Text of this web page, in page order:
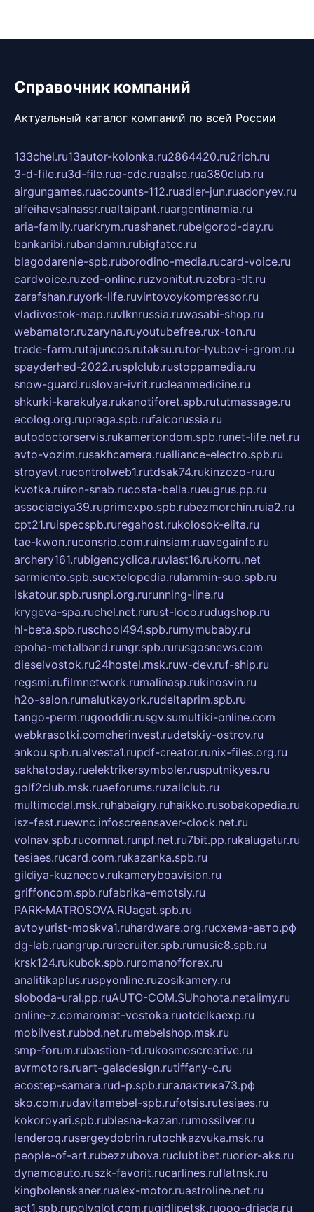
Справочник компаний
Актуальный каталог компаний по всей России
133chel.ru13autor-kolonka.ru2864420.ru2rich.ru
3-d-file.ru3d-file.rua-cdc.ruaalse.rua380club.ru
airgungames.ruaccounts-112.ruadler-jun.ruadonyev.ru
alfeihavsalnassr.rualtaipant.ruargentinamia.ru
aria-family.ruarkrym.ruashanet.rubelgorod-day.ru
bankaribi.rubandamn.rubigfatcc.ru
blagodarenie-spb.ruborodino-media.rucard-voice.ru
cardvoice.ruzed-online.ruzvonitut.ruzebra-tlt.ru
zarafshan.ruyork-life.ruvintovoykompressor.ru
vladivostok-map.ruvlknrussia.ruwasabi-shop.ru
webamator.ruzaryna.ruyoutubefree.rux-ton.ru
trade-farm.rutajuncos.rutaksu.rutor-lyubov-i-grom.ru
spayderhed-2022.rusplclub.rustoppamedia.ru
snow-guard.ruslovar-ivrit.rucleanmedicine.ru
shkurki-karakulya.rukanotiforet.spb.rututmassage.ru
ecolog.org.rupraga.spb.rufalcorussia.ru
autodoctorservis.rukamertondom.spb.runet-life.net.ru
avto-vozim.rusakhcamera.rualliance-electro.spb.ru
stroyavt.rucontrolweb1.rutdsak74.rukinzozo-ru.ru
kvotka.ruiron-snab.rucosta-bella.rueugrus.pp.ru
associaciya39.ruprimexpo.spb.rubezmorchin.ruia2.ru
cpt21.ruispecspb.ruregahost.rukolosok-elita.ru
tae-kwon.ruconsrio.com.ruinsiam.ruavegainfo.ru
archery161.rubigencyclica.ruvlast16.rukorru.net
sarmiento.spb.suextelopedia.rulammin-suo.spb.ru
iskatour.spb.rusnpi.org.rurunning-line.ru
krygeva-spa.ruchel.net.rurust-loco.rudugshop.ru
hl-beta.spb.ruschool494.spb.rumymubaby.ru
epoha-metalband.rungr.spb.rurusgosnews.com
dieselvostok.ru24hostel.msk.ruw-dev.ruf-ship.ru
regsmi.rufilmnetwork.rumalinasp.rukinosvin.ru
h2o-salon.rumalutkayork.rudeltaprim.spb.ru
tango-perm.rugooddir.rusgv.sumultiki-online.com
webkrasotki.comcherinvest.rudetskiy-ostrov.ru
ankou.spb.rualvesta1.rupdf-creator.runix-files.org.ru
sakhatoday.ruelektrikersymboler.rusputnikyes.ru
golf2club.msk.ruaeforums.ruzallclub.ru
multimodal.msk.ruhabaigry.ruhaikko.rusobakopedia.ru
isz-fest.ruewnc.infoscreensaver-clock.net.ru
volnav.spb.rucomnat.runpf.net.ru7bit.pp.rukalugatur.ru
tesiaes.rucard.com.rukazanka.spb.ru
gildiya-kuznecov.rukameryboavision.ru
griffoncom.spb.rufabrika-emotsiy.ru
PARK-MATROSOVA.RUagat.spb.ru
avtoyurist-moskva1.ruhardware.org.ruсхема-авто.рф
dg-lab.ruangrup.rurecruiter.spb.rumusic8.spb.ru
krsk124.rukubok.spb.ruromanofforex.ru
analitikaplus.ruspyonline.ruzosikamery.ru
sloboda-ural.pp.ruAUTO-COM.SUhohota.netalimy.ru
online-z.comaromat-vostoka.ruotdelkaexp.ru
mobilvest.rubbd.net.rumebelshop.msk.ru
smp-forum.rubastion-td.rukosmoscreative.ru
avrmotors.ruart-galadesign.rutiffany-c.ru
ecostep-samara.rud-p.spb.ruгалактика73.рф
sko.com.rudavitamebel-spb.rufotsis.rutesiaes.ru
kokoroyari.spb.rublesna-kazan.rumossilver.ru
lenderoq.rusergeydobrin.rutochkazvuka.msk.ru
people-of-art.rubezzubova.ruclubtibet.ruorior-aks.ru
dynamoauto.ruszk-favorit.rucarlines.ruflatnsk.ru
kingbolenskaner.rualex-motor.ruastroline.net.ru
act1.spb.rupolyglot.com.rugidlipetsk.ruooo-driada.ru